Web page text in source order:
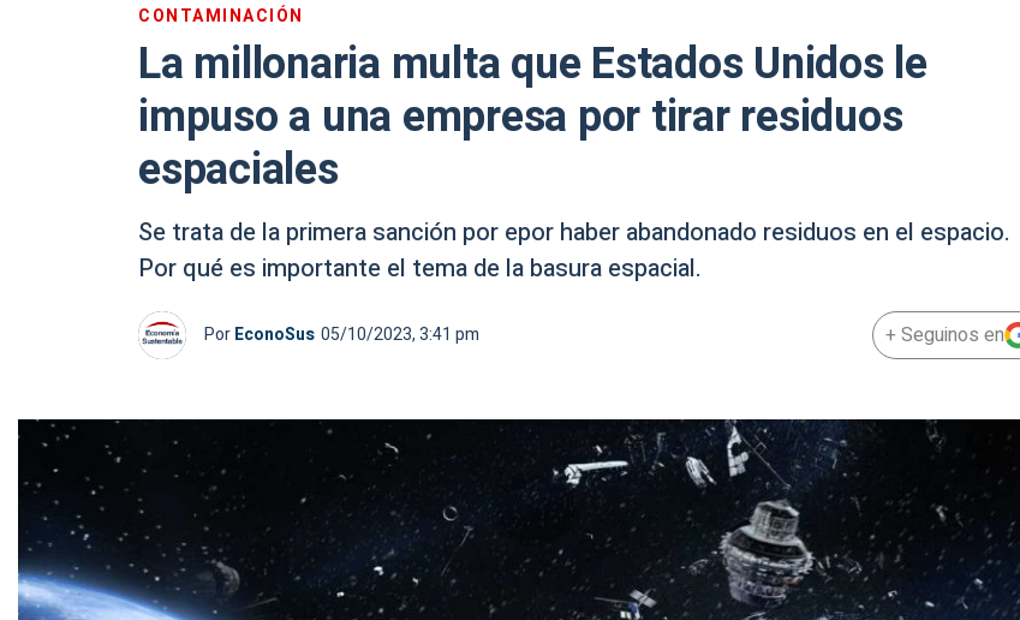
CONTAMINACIÓN
La millonaria multa que Estados Unidos le
impuso a una empresa por tirar residuos
espaciales
Se trata de la primera sanción por epor haber abandonado residuos en el espacio.
Por qué es importante el tema de la basura espacial.
PorEconoSus 05/10/2023, 3:41 pm + Seguinos en